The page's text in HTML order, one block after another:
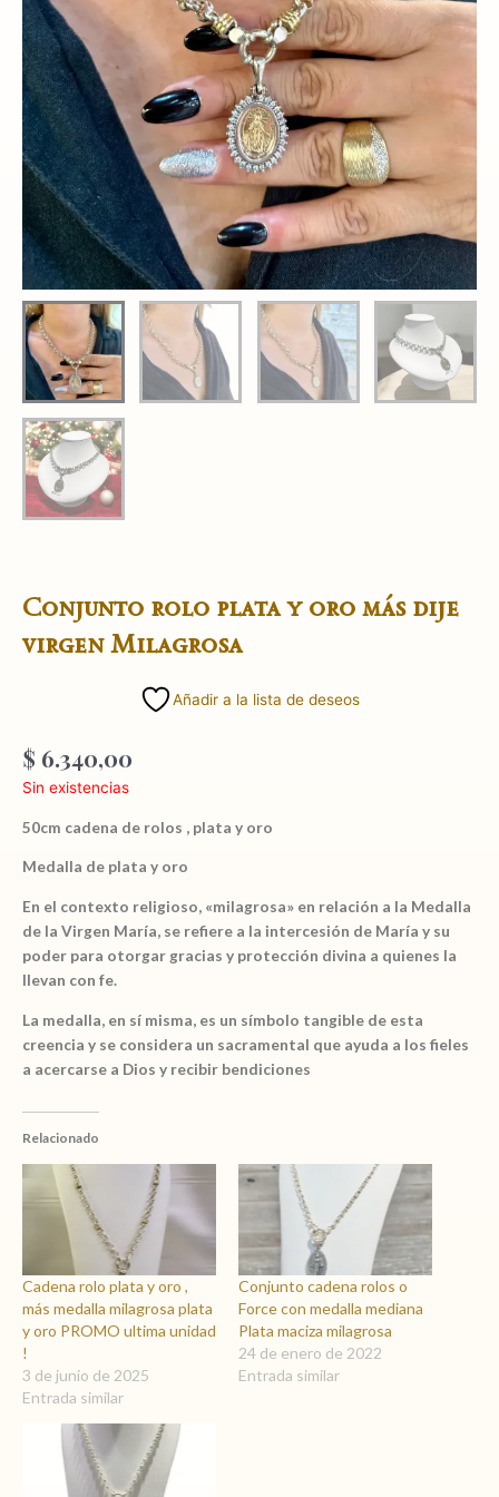
Conjunto rolo plata y oro más dije
virgen Milagrosa
Añadir a la lista de deseos
$ 6.340,00
Sin existencias
50cm cadena de rolos , plata y oro
Medalla de plata y oro
En el contexto religioso, «milagrosa» en relación a la Medalla
de la Virgen María, se refiere a la intercesión de María y su
poder para otorgar gracias y protección divina a quienes la
llevan con fe.
La medalla, en sí misma, es un símbolo tangible de esta
creencia y se considera un sacramental que ayuda a los fieles
a acercarse a Dios y recibir bendiciones
Relacionado
Cadena rolo plata y oro ,
más medalla milagrosa plata
y oro PROMO ultima unidad
!
3 de junio de 2025
Entrada similar
Conjunto cadena rolos o
Force con medalla mediana
Plata maciza milagrosa
24 de enero de 2022
Entrada similar